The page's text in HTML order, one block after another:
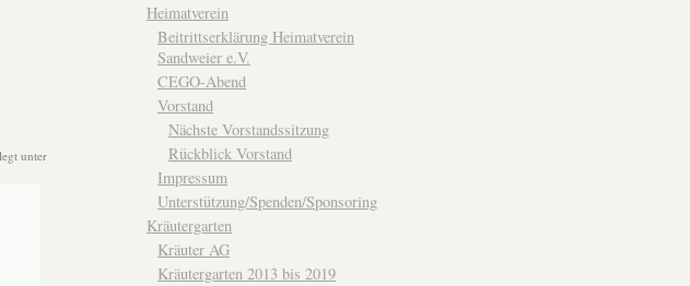
unter
Heimatverein
Beitrittserklärung Heimatverein
Sandweier e.V.
CEGO-Abend
Vorstand
Nächste Vorstandssitzung
Rückblick Vorstand
Impressum
Unterstützung/Spenden/Sponsoring
Kräutergarten
Kräuter AG
Kräutergarten 2013 bis 2019